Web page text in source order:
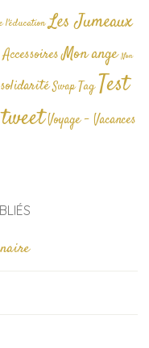
l'éducation Les Jumeaux
Mon ange Non
Swap TagTest
Voyage - Vacances